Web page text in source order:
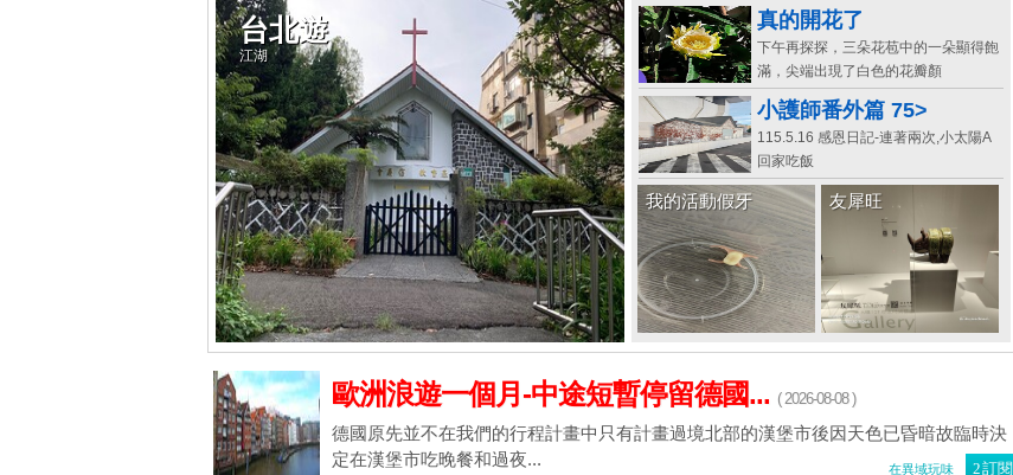
江湖
台北遊 真的開花了
下午再探探，三朵花苞中的一朵顯得飽
滿，尖端出現了白色的花瓣顏
小護師番外篇 75>
115.5.16 感恩日記-連著兩次,小太陽A
回家吃飯
我的活動假牙 友犀旺
訂閱
歐洲浪遊一個月-中途短暫停留德國... ( 2026-08-08 )
德國原先並不在我們的行程計畫中只有計畫過境北部的漢堡市後因天色已昏暗故臨時決
定在漢堡市吃晚餐和過夜...
在異域玩味